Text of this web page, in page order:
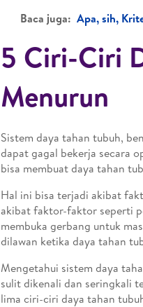
Baca juga: Apa, sih,
5 Ciri-Ciri
Menurun
Sistem daya tahan tubuh,
dapat gagal bekerja secara
bisa membuat daya tahan
Hal ini bisa terjadi akibat
akibat faktor-faktor seperti
membuka gerbang untuk
dilawan ketika daya tahan
Mengetahui sistem daya
sulit dikenali dan seringkali
lima ciri-ciri daya tahan